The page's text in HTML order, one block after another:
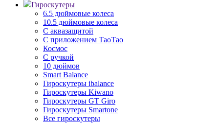
Гироскутеры
6.5 дюймовые колеса
10.5 дюймовые колеса
С аквазащитой
С приложением ТаоТао
Космос
С ручкой
10 дюймов
Smart Balance
Гироскутеры ibalance
Гироскутеры Kiwano
Гироскутеры GT Giro
Гироскутеры Smartone
Все гироскутеры